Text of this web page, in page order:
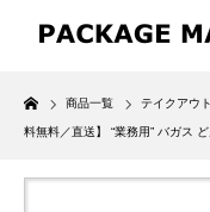
Home
商品一覧 テイクアウ
料無料／直送】 “業務用” バガス